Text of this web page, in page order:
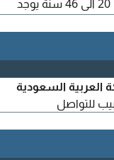
ساعات العمل 12 ساعة السن المطلوب من 20 الى 46 سنة يوجد
العربية السعودية
للتواصل